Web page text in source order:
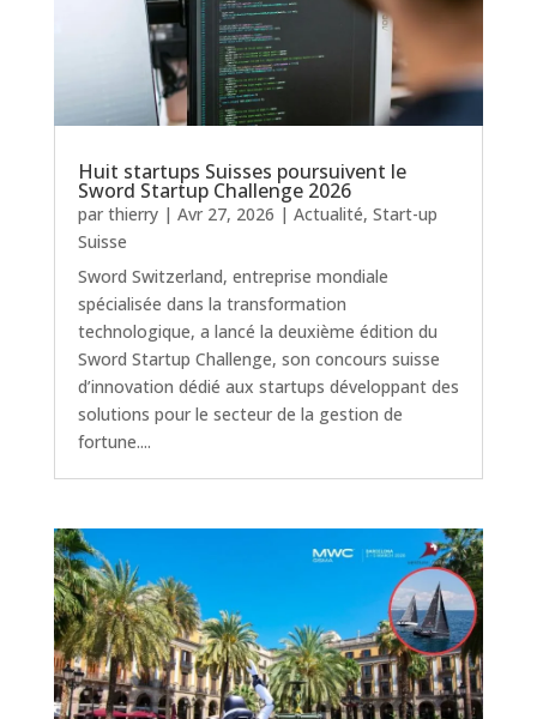
Huit startups Suisses poursuivent le
Sword Startup Challenge 2026
par thierry| Avr 27, 2026 | Actualité, Start-up
Suisse
Sword Switzerland, entreprise mondiale
spécialisée dans la transformation
technologique, a lancé la deuxième édition du
Sword Startup Challenge, son concours suisse
d’innovation dédié aux startups développant des
solutions pour le secteur de la gestion de
fortune....